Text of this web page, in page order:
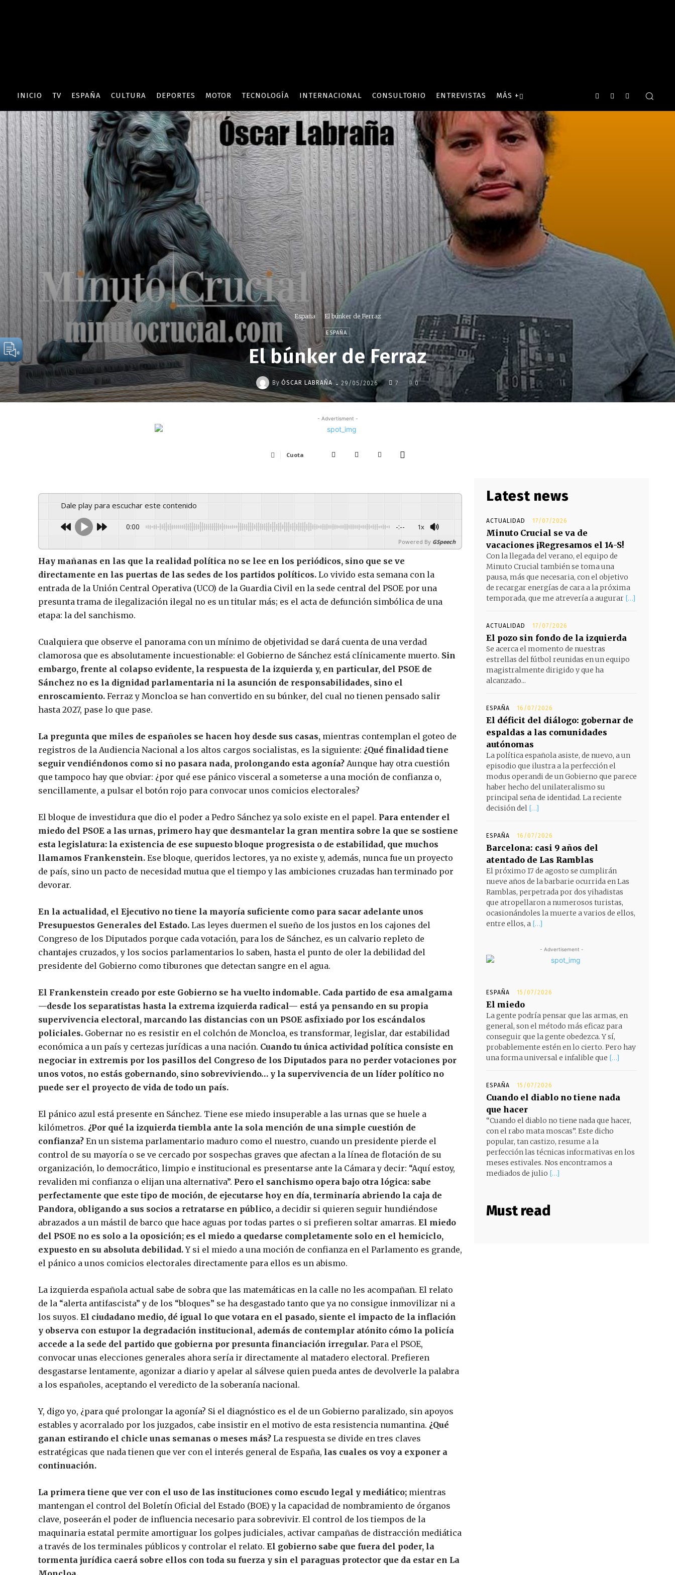
INICIO TV ESPAÑA CULTURA DEPORTES MOTOR TECNOLOGÍA INTERNACIONAL CONSULTORIO ENTREVISTAS MÁS +
España El búnker de Ferraz
ESPAÑA
El búnker de Ferraz
By ÓSCAR LABRAÑA - 29/05/2026 7 0
- Advertisment -
Cuota
Dale play para escuchar este contenido
0:00 -:-- 1x
Powered By GSpeech
Hay mañanas en las que la realidad política no se lee en los periódicos, sino que se ve
directamente en las puertas de las sedes de los partidos políticos. Lo vivido esta semana con la
entrada de la Unión Central Operativa (UCO) de la Guardia Civil en la sede central del PSOE por una
presunta trama de ilegalización ilegal no es un titular más; es el acta de defunción simbólica de una
etapa: la del sanchismo.
Cualquiera que observe el panorama con un mínimo de objetividad se dará cuenta de una verdad
clamorosa que es absolutamente incuestionable: el Gobierno de Sánchez está clínicamente muerto. Sin
embargo, frente al colapso evidente, la respuesta de la izquierda y, en particular, del PSOE de
Sánchez no es la dignidad parlamentaria ni la asunción de responsabilidades, sino el
enroscamiento. Ferraz y Moncloa se han convertido en su búnker, del cual no tienen pensado salir
hasta 2027, pase lo que pase.
La pregunta que miles de españoles se hacen hoy desde sus casas, mientras contemplan el goteo de
registros de la Audiencia Nacional a los altos cargos socialistas, es la siguiente: ¿Qué finalidad tiene
seguir vendiéndonos como si no pasara nada, prolongando esta agonía? Aunque hay otra cuestión
que tampoco hay que obviar: ¿por qué ese pánico visceral a someterse a una moción de confianza o,
sencillamente, a pulsar el botón rojo para convocar unos comicios electorales?
El bloque de investidura que dio el poder a Pedro Sánchez ya solo existe en el papel. Para entender el
miedo del PSOE a las urnas, primero hay que desmantelar la gran mentira sobre la que se sostiene
esta legislatura: la existencia de ese supuesto bloque progresista o de estabilidad, que muchos
llamamos Frankenstein. Ese bloque, queridos lectores, ya no existe y, además, nunca fue un proyecto
de país, sino un pacto de necesidad mutua que el tiempo y las ambiciones cruzadas han terminado por
devorar.
En la actualidad, el Ejecutivo no tiene la mayoría suficiente como para sacar adelante unos
Presupuestos Generales del Estado. Las leyes duermen el sueño de los justos en los cajones del
Congreso de los Diputados porque cada votación, para los de Sánchez, es un calvario repleto de
chantajes cruzados, y los socios parlamentarios lo saben, hasta el punto de oler la debilidad del
presidente del Gobierno como tiburones que detectan sangre en el agua.
El Frankenstein creado por este Gobierno se ha vuelto indomable. Cada partido de esa amalgama
—desde los separatistas hasta la extrema izquierda radical— está ya pensando en su propia
supervivencia electoral, marcando las distancias con un PSOE asfixiado por los escándalos
policiales. Gobernar no es resistir en el colchón de Moncloa, es transformar, legislar, dar estabilidad
económica a un país y certezas jurídicas a una nación. Cuando tu única actividad política consiste en
negociar in extremis por los pasillos del Congreso de los Diputados para no perder votaciones por
unos votos, no estás gobernando, sino sobreviviendo… y la supervivencia de un líder político no
puede ser el proyecto de vida de todo un país.
El pánico azul está presente en Sánchez. Tiene ese miedo insuperable a las urnas que se huele a
kilómetros. ¿Por qué la izquierda tiembla ante la sola mención de una simple cuestión de
confianza? En un sistema parlamentario maduro como el nuestro, cuando un presidente pierde el
control de su mayoría o se ve cercado por sospechas graves que afectan a la línea de flotación de su
organización, lo democrático, limpio e institucional es presentarse ante la Cámara y decir: “Aquí estoy,
revaliden mi confianza o elijan una alternativa”. Pero el sanchismo opera bajo otra lógica: sabe
perfectamente que este tipo de moción, de ejecutarse hoy en día, terminaría abriendo la caja de
Pandora, obligando a sus socios a retratarse en público, a decidir si quieren seguir hundiéndose
abrazados a un mástil de barco que hace aguas por todas partes o si prefieren soltar amarras. El miedo
del PSOE no es solo a la oposición; es el miedo a quedarse completamente solo en el hemiciclo,
expuesto en su absoluta debilidad.Y si el miedo a una moción de confianza en el Parlamento es grande,
el pánico a unos comicios electorales directamente para ellos es un abismo.
La izquierda española actual sabe de sobra que las matemáticas en la calle no les acompañan. El relato
de la “alerta antifascista” y de los “bloques” se ha desgastado tanto que ya no consigue inmovilizar ni a
los suyos. El ciudadano medio, dé igual lo que votara en el pasado, siente el impacto de la inflación
y observa con estupor la degradación institucional, además de contemplar atónito cómo la policía
accede a la sede del partido que gobierna por presunta financiación irregular. Para el PSOE,
convocar unas elecciones generales ahora sería ir directamente al matadero electoral. Prefieren
desgastarse lentamente, agonizar a diario y apelar al sálvese quien pueda antes de devolverle la palabra
a los españoles, aceptando el veredicto de la soberanía nacional.
Y, digo yo, ¿para qué prolongar la agonía? Si el diagnóstico es el de un Gobierno paralizado, sin apoyos
estables y acorralado por los juzgados, cabe insistir en el motivo de esta resistencia numantina. ¿Qué
ganan estirando el chicle unas semanas o meses más? La respuesta se divide en tres claves
estratégicas que nada tienen que ver con el interés general de España, las cuales os voy a exponer a
continuación.
La primera tiene que ver con el uso de las instituciones como escudo legal y mediático; mientras
mantengan el control del Boletín Oficial del Estado (BOE) y la capacidad de nombramiento de órganos
clave, poseerán el poder de influencia necesario para sobrevivir. El control de los tiempos de la
maquinaria estatal permite amortiguar los golpes judiciales, activar campañas de distracción mediática
a través de los terminales públicos y controlar el relato. El gobierno sabe que fuera del poder, la
tormenta jurídica caerá sobre ellos con toda su fuerza y sin el paraguas protector que da estar en La
Latest news
ACTUALIDAD 17/07/2026
Minuto Crucial se va de
vacaciones ¡Regresamos el 14-S!
Con la llegada del verano, el equipo de
Minuto Crucial también se toma una
pausa, más que necesaria, con el objetivo
de recargar energías de cara a la próxima
temporada, que me atrevería a augurar […]
ACTUALIDAD 17/07/2026
El pozo sin fondo de la izquierda
Se acerca el momento de nuestras
estrellas del fútbol reunidas en un equipo
magistralmente dirigido y que ha
alcanzado...
ESPAÑA 16/07/2026
El déficit del diálogo: gobernar de
espaldas a las comunidades
autónomas
La política española asiste, de nuevo, a un
episodio que ilustra a la perfección el
modus operandi de un Gobierno que parece
haber hecho del unilateralismo su
principal seña de identidad. La reciente
decisión del […]
ESPAÑA 16/07/2026
Barcelona: casi 9 años del
atentado de Las Ramblas
El próximo 17 de agosto se cumplirán
nueve años de la barbarie ocurrida en Las
Ramblas, perpetrada por dos yihadistas
que atropellaron a numerosos turistas,
ocasionándoles la muerte a varios de ellos,
entre ellos, a […]
- Advertisement -
ESPAÑA 15/07/2026
El miedo
La gente podría pensar que las armas, en
general, son el método más eficaz para
conseguir que la gente obedezca. Y sí,
probablemente estén en lo cierto. Pero hay
una forma universal e infalible que […]
ESPAÑA 15/07/2026
Cuando el diablo no tiene nada
que hacer
“Cuando el diablo no tiene nada que hacer,
con el rabo mata moscas”. Este dicho
popular, tan castizo, resume a la
perfección las técnicas informativas en los
meses estivales. Nos encontramos a
mediados de julio […]
Must read